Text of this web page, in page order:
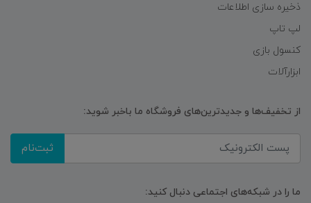
ذخیره سازی اطلاعات
لپ تاپ
کنسول بازی
ابزارآلات
از تخفیف‌ها و جدیدترین‌های فروشگاه ما باخبر شوید:
ثبت‌نام
ما را در شبکه‌های اجتماعی دنبال کنید: